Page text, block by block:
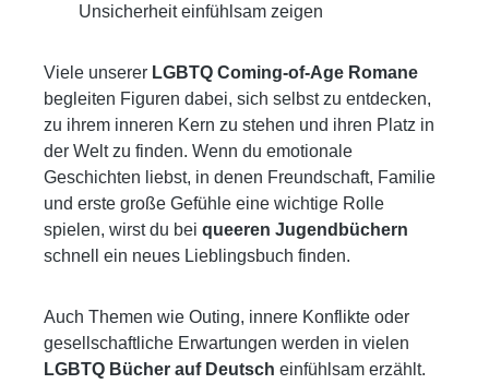
Unsicherheit einfühlsam zeigen
Viele unserer LGBTQ Coming-of-Age Romane
begleiten Figuren dabei, sich selbst zu entdecken,
zu ihrem inneren Kern zu stehen und ihren Platz in
der Welt zu finden. Wenn du emotionale
Geschichten liebst, in denen Freundschaft, Familie
und erste große Gefühle eine wichtige Rolle
spielen, wirst du bei queeren Jugendbüchern
schnell ein neues Lieblingsbuch finden.
Auch Themen wie Outing, innere Konflikte oder
gesellschaftliche Erwartungen werden in vielen
LGBTQ Bücher auf Deutsch einfühlsam erzählt.